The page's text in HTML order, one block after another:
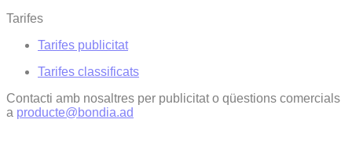
Tarifes
Tarifes publicitat
Tarifes classificats
Contacti amb nosaltres per publicitat o qüestions comercials
a producte@bondia.ad